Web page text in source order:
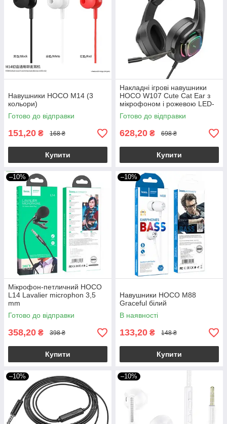
Навушники HOCO M14 (3
кольори)
Готово до відправки
151,20 ₴ 168 ₴
Купити
Накладні ігрові навушники
HOCO W107 Cute Cat Ear з
мікрофоном і рожевою LED-
підсвіткою (провідні)
Готово до відправки
628,20 ₴ 698 ₴
Купити
–10%
Мікрофон-петличний HOCO
L14 Lavalier microphon 3,5
mm
Готово до відправки
358,20 ₴ 398 ₴
Купити
–10%
Навушники HOCO M88
Graceful білий
В наявності
133,20 ₴ 148 ₴
Купити
–10% –10%